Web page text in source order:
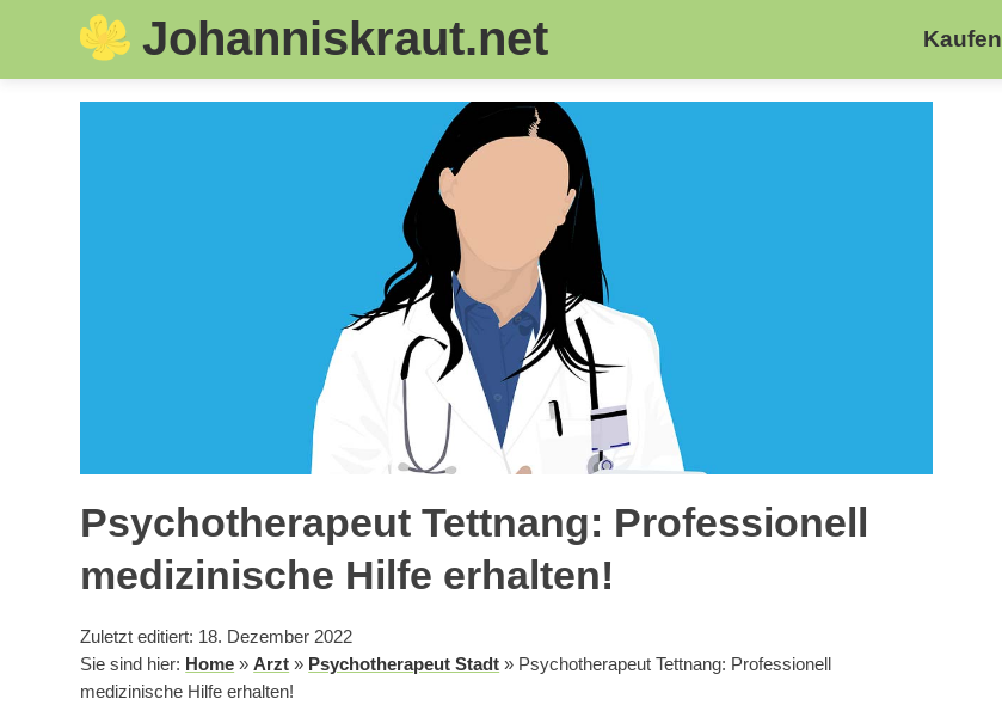
Johanniskraut.net Kaufen
Psychotherapeut Tettnang: Professionell
medizinische Hilfe erhalten!
Zuletzt editiert: 18. Dezember 2022
Sie sind hier: Home »Arzt » Psychotherapeut Stadt » Psychotherapeut Tettnang: Professionell
medizinische Hilfe erhalten!